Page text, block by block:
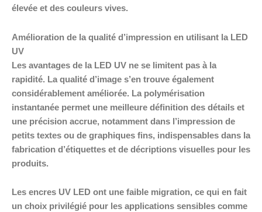
élevée et des couleurs vives.
Amélioration de la qualité d’impression en utilisant la LED
UV
Les avantages de la LED UV ne se limitent pas à la
rapidité. La qualité d’image s’en trouve également
considérablement améliorée. La polymérisation
instantanée permet une meilleure définition des détails et
une précision accrue, notamment dans l’impression de
petits textes ou de graphiques fins, indispensables dans la
fabrication d’étiquettes et de décriptions visuelles pour les
produits.
Les encres UV LED ont une faible migration, ce qui en fait
un choix privilégié pour les applications sensibles comme